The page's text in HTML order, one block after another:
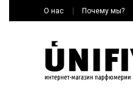
О нас Почему мы?